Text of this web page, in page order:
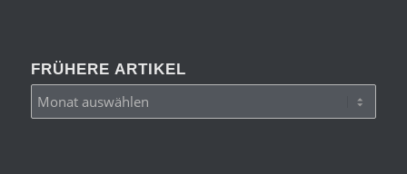
FRÜHERE ARTIKEL